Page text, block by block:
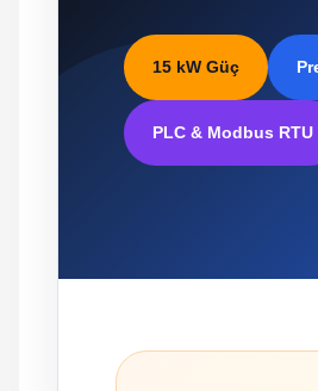
15 kW Güç
PLC & Modbus RTU